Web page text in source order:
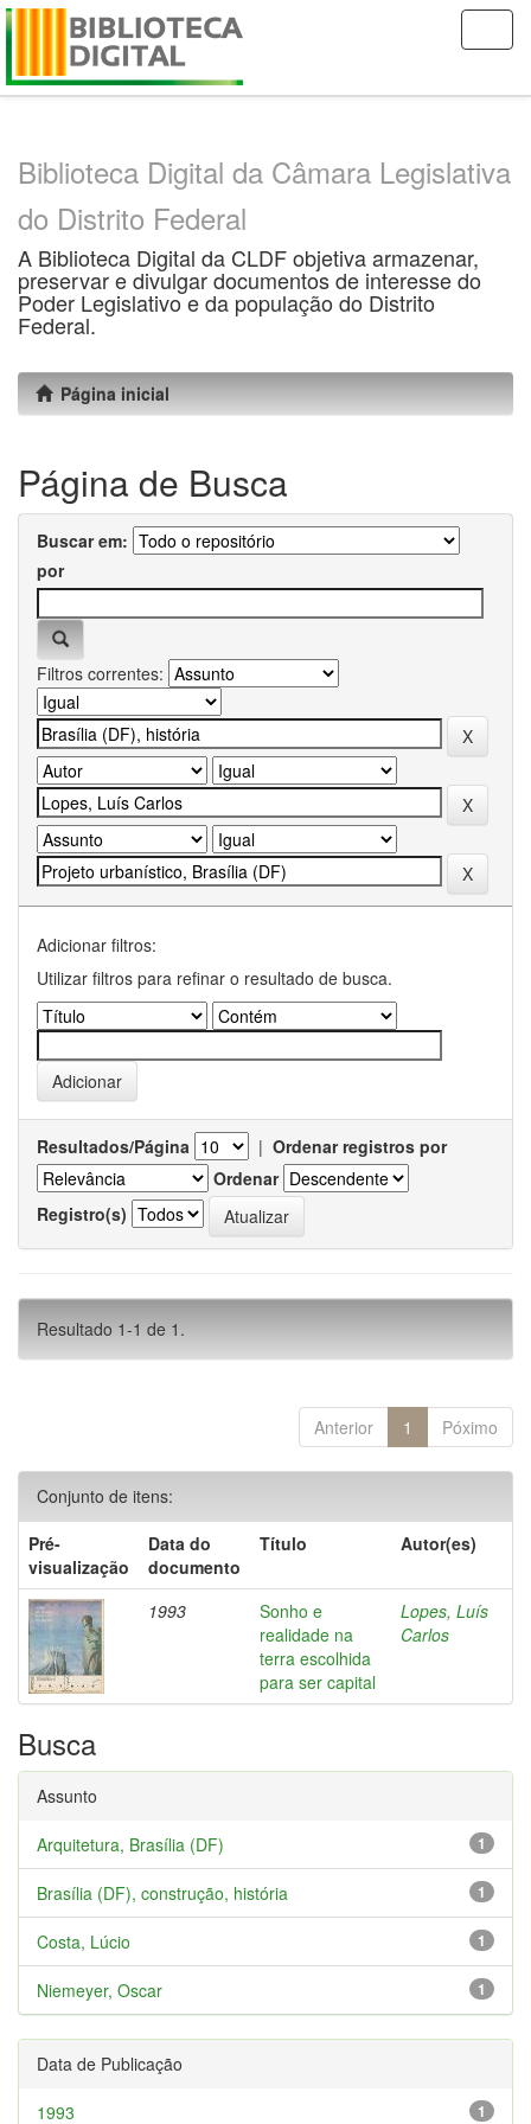
Skip
Biblioteca Digital da Câmara Legislativa
do Distrito Federal
A Biblioteca Digital da CLDF objetiva armazenar,
preservar e divulgar documentos de interesse do
Poder Legislativo e da população do Distrito
Federal.
Página inicial
Página de Busca
Buscar em:
por
Filtros correntes:
Adicionar filtros:
Utilizar filtros para refinar o resultado de busca.
Resultados/Página | Ordenar registros por
Ordenar
Registro(s)
Resultado 1-1 de 1.
Anterior 1 Póximo
Conjunto de itens:
Pré-
visualização
Data do
documento
Título Autor(es)
1993
Sonho e
realidade na
terra escolhida
para ser capital
Lopes, Luís
Carlos
Busca
Assunto
1
Arquitetura, Brasília (DF)
1
Brasília (DF), construção, história
1
Costa, Lúcio
1
Niemeyer, Oscar
Data de Publicação
1
1993